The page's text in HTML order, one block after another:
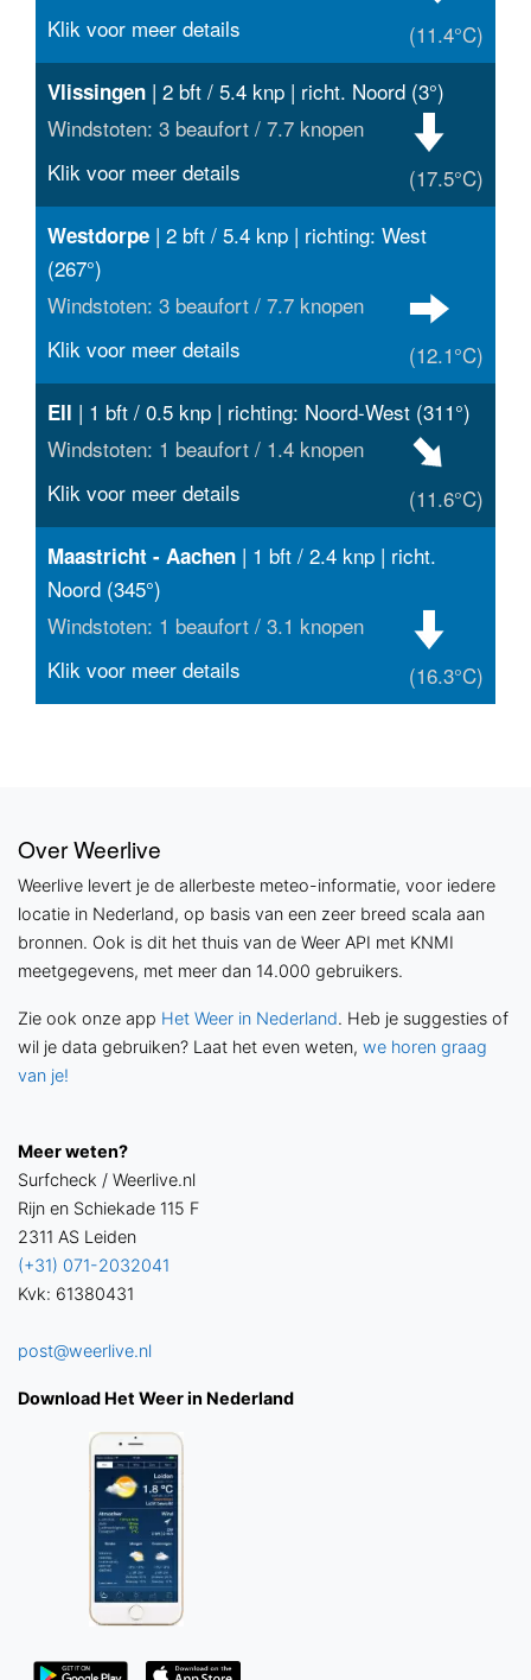
(11.4°C)
Klik voor meer details
Vlissingen | 2 bft / 5.4 knp | richt. Noord (3°)
Windstoten: 3 beaufort / 7.7 knopen
(17.5°C)
Klik voor meer details
Westdorpe | 2 bft / 5.4 knp | richting: West
(267°)
Windstoten: 3 beaufort / 7.7 knopen
(12.1°C)
Klik voor meer details
Ell | 1 bft / 0.5 knp | richting: Noord-West (311°)
Windstoten: 1 beaufort / 1.4 knopen
(11.6°C)
Klik voor meer details
Maastricht - Aachen | 1 bft / 2.4 knp | richt.
Noord (345°)
Windstoten: 1 beaufort / 3.1 knopen
(16.3°C)
Klik voor meer details
Over Weerlive
Weerlive levert je de allerbeste meteo-informatie, voor iedere
locatie in Nederland, op basis van een zeer breed scala aan
bronnen. Ook is dit het thuis van de Weer API met KNMI
meetgegevens, met meer dan 14.000 gebruikers.
Zie ook onze app Het Weer in Nederland. Heb je suggesties of
wil je data gebruiken? Laat het even weten, we horen graag
van je!
Meer weten?
Surfcheck / Weerlive.nl
Rijn en Schiekade 115 F
2311 AS Leiden
(+31) 071-2032041
Kvk: 61380431
post@weerlive.nl
Download Het Weer in Nederland